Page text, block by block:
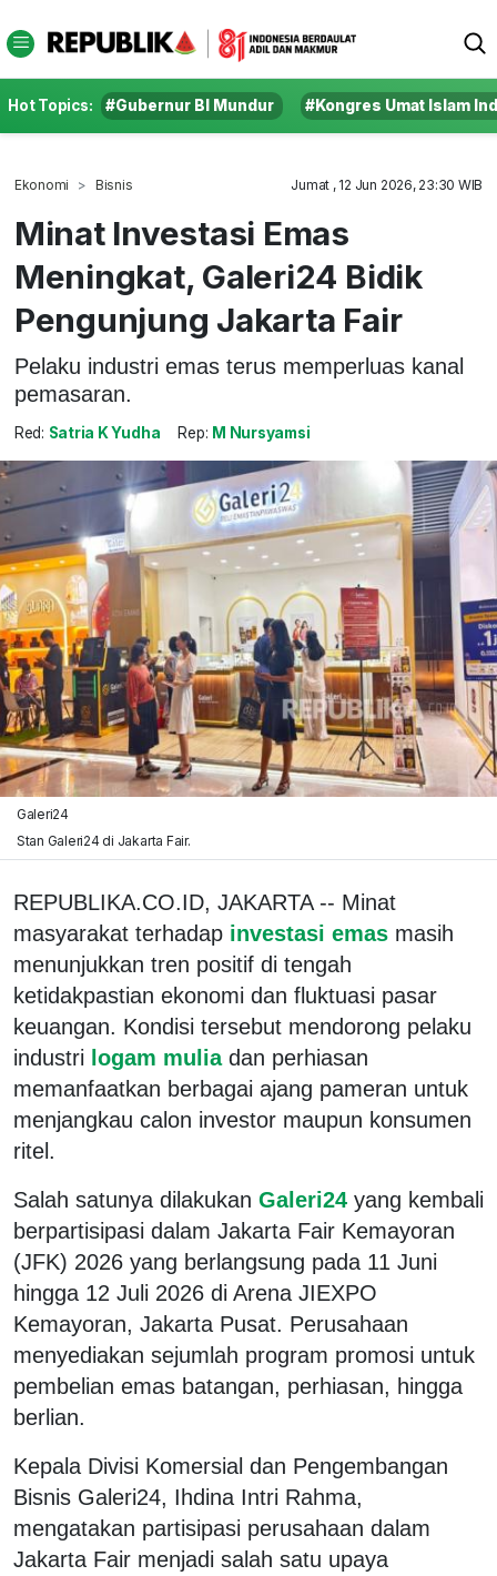
Hot Topics: #Gubernur BI Mundur #Kongres Umat Islam
Ekonomi Bisnis Jumat , 12 Jun 2026, 23:30 WIB
Minat Investasi Emas
Meningkat, Galeri24 Bidik
Pengunjung Jakarta Fair
Pelaku industri emas terus memperluas kanal
pemasaran.
Red: Satria K Yudha Rep: M Nursyamsi
Galeri24
Stan Galeri24 di Jakarta Fair.
REPUBLIKA.CO.ID, JAKARTA -- Minat
masyarakat terhadap investasi emas masih
menunjukkan tren positif di tengah
ketidakpastian ekonomi dan fluktuasi pasar
keuangan. Kondisi tersebut mendorong pelaku
industri logam mulia dan perhiasan
memanfaatkan berbagai ajang pameran untuk
menjangkau calon investor maupun konsumen
ritel.
Salah satunya dilakukan Galeri24 yang kembali
berpartisipasi dalam Jakarta Fair Kemayoran
(JFK) 2026 yang berlangsung pada 11 Juni
hingga 12 Juli 2026 di Arena JIEXPO
Kemayoran, Jakarta Pusat. Perusahaan
menyediakan sejumlah program promosi untuk
pembelian emas batangan, perhiasan, hingga
berlian.
Kepala Divisi Komersial dan Pengembangan
Bisnis Galeri24, Ihdina Intri Rahma,
mengatakan partisipasi perusahaan dalam
Jakarta Fair menjadi salah satu upaya